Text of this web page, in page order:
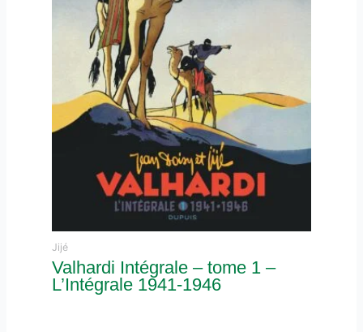
Jijé
Valhardi Intégrale – tome 1 –
L’Intégrale 1941-1946